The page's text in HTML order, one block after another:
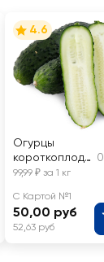
4.6
Огурцы
короткоплодн
ые грунтовые,
99,99 ₽ за 1 кг
С Картой №1
50,00 руб
52,63 руб